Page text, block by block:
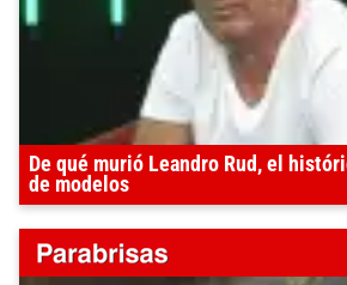
De qué murió Leandro Rud, el
de modelos